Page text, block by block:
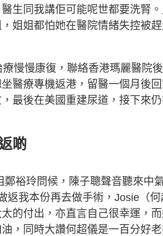
生同我講佢可能呢世都要洗腎
姐姐都怕她在醫院情緒失控被
慢慢康復，聯絡香港瑪麗醫院
醫療專機返港，留醫一個月後
最後在美國重建尿道，接下來
啲
裕玲問候，陳子聰聲音聽來中
返我本份再去做手術，Josie（
的付出，亦直言自己很幸運，
，同時大讚何超儀是一百分好